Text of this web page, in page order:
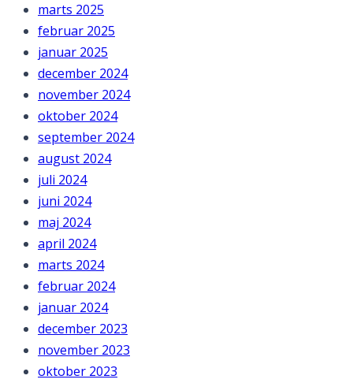
marts 2025
februar 2025
januar 2025
december 2024
november 2024
oktober 2024
september 2024
august 2024
juli 2024
juni 2024
maj 2024
april 2024
marts 2024
februar 2024
januar 2024
december 2023
november 2023
oktober 2023